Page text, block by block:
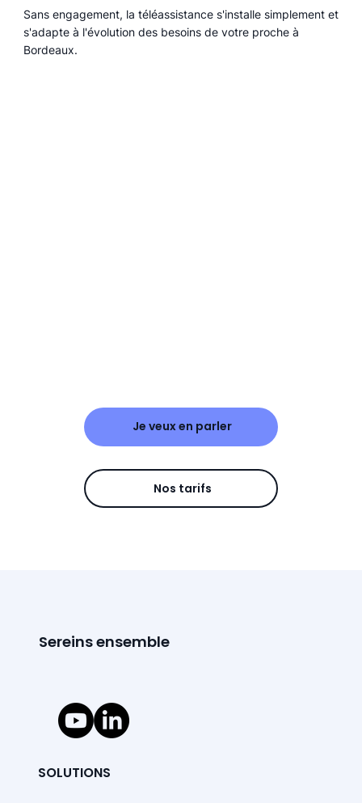
Je veux en parler
Nos tarifs
Sans engagement, la téléassistance s'installe simplement et
s'adapte à l'évolution des besoins de votre proche à
Bordeaux.
Sereins ensemble
SOLUTIONS